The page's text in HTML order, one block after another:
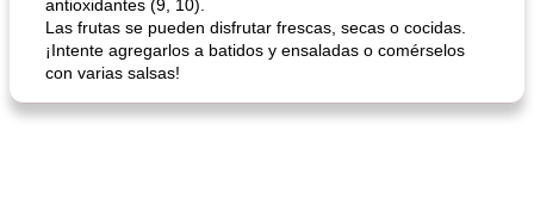
sopa de lentejas negras del chef john
antioxidantes (9, 10).
Las frutas se pueden disfrutar frescas, secas o cocidas.
¡Intente agregarlos a batidos y ensaladas o comérselos
con varias salsas!